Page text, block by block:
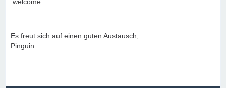
Es freut sich auf einen guten Austausch,
Pinguin